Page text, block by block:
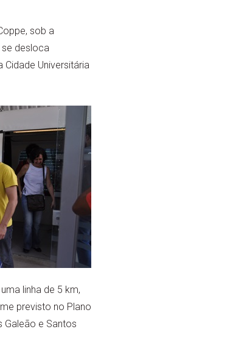
sob a
desloca
Universitária
linha de 5 km,
previsto no Plano
Galeão e Santos